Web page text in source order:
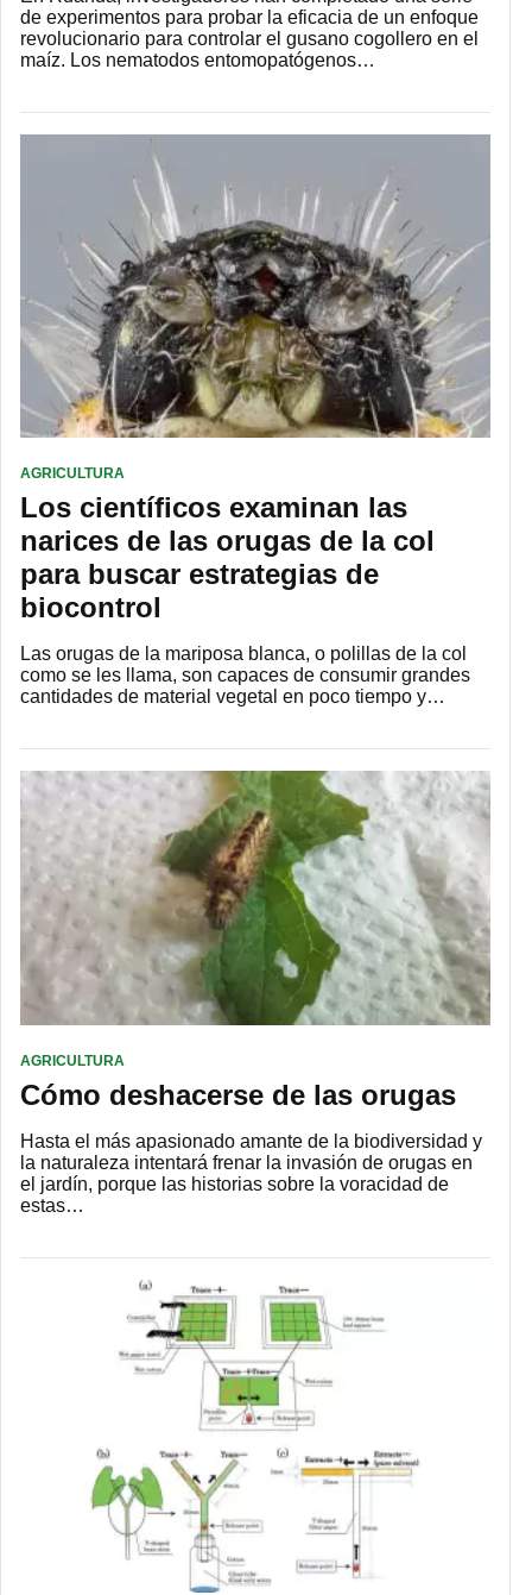
de experimentos para probar la eficacia de un enfoque
revolucionario para controlar el gusano cogollero en el
maíz. Los nematodos entomopatógenos…
AGRICULTURA
Los científicos examinan las
narices de las orugas de la col
para buscar estrategias de
biocontrol
Las orugas de la mariposa blanca, o polillas de la col
como se les llama, son capaces de consumir grandes
cantidades de material vegetal en poco tiempo y…
AGRICULTURA
Cómo deshacerse de las orugas
Hasta el más apasionado amante de la biodiversidad y
la naturaleza intentará frenar la invasión de orugas en
el jardín, porque las historias sobre la voracidad de
estas…